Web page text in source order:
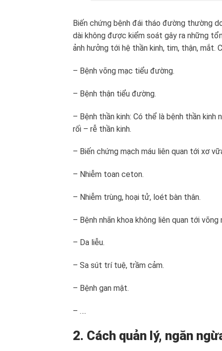
Biến chứng bệnh đái tháo đường thường
dài không được kiểm soát gây ra những
ảnh hưởng tới hệ thần kinh, tim, thận, mắt.
– Bệnh võng mạc tiểu đường.
– Bệnh thận tiểu đường.
– Bệnh thần kinh: Có thể là bệnh thần kinh
rối – rễ thần kinh.
– Biến chứng mạch máu liên quan tới xơ
– Nhiễm toan ceton.
– Nhiễm trùng, hoại tử, loét bàn thân.
– Bệnh nhãn khoa không liên quan tới
– Da liễu.
– Sa sút trí tuệ, trầm cảm.
– Bệnh gan mật.
– ….
2. Cách quản lý, ngăn